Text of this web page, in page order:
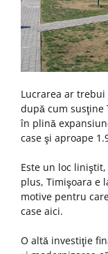
Lucrarea ar
după cum susţine
în plină
case şi aproape
Este un loc
plus, Timişoara e
motive pentru
case aici.
O altă investiţie